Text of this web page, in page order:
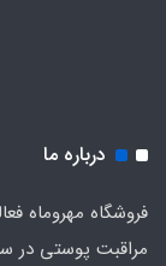
درباره ما
فروشگاه مهروماه
مراقبت پوستی در سال 1403